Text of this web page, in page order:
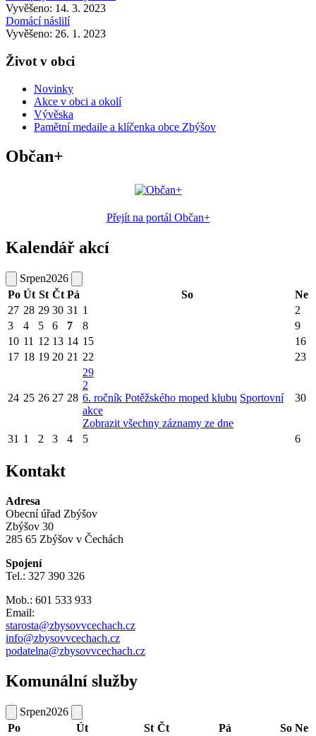
Vyvěšeno: 14. 3. 2023
Domácí náslilí
Vyvěšeno: 26. 1. 2023
Život v obci
Novinky
Akce v obci a okolí
Vývěska
Pamětní medaile a klíčenka obce Zbýšov
Občan+
Přejít na portál Občan+
Kalendář akcí
Srpen2026
Po Út St Čt Pá So
Ne
27 28 29 30 31 1
2
3
4 5 6 7 8
9
10 11 12 13 14 15
16
17 18 19 20 21 22 23
24 25 26 27 28
29
2
6. ročník Potěžského moped klubu Sportovní
akce
Zobrazit všechny záznamy ze dne
30
31 1 2 3 4 5 6
Kontakt
Adresa
Obecní úřad Zbýšov
Zbýšov 30
285 65 Zbýšov v Čechách
Spojení
Tel.: 327 390 326
Mob.: 601 533 933
Email:
starosta@zbysovvcechach.cz
info@zbysovvcechach.cz
podatelna@zbysovvcechach.cz
Komunální služby
Srpen2026
Po
Út St Čt Pá So Ne